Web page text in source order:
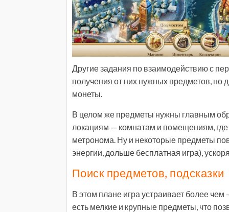
Другие задания по взаимодействию с
получения от них нужных предметов, но
монеты.
В целом же предметы нужны главным
локациям — комнатам и помещениям,
метронома. Ну и некоторые предметы
энергии, дольше бесплатная игра),
Поиск предметов, подсказки
В этом плане игра устраивает более
есть мелкие и крупные предметы, что